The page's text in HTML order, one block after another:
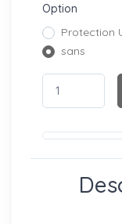
Option
Protection
sans